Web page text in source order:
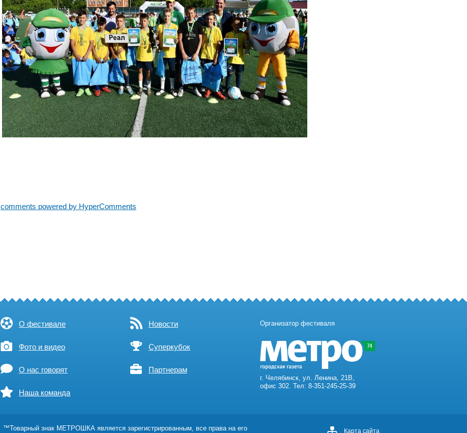
comments powered by HyperComments
О фестивале Новости
Фото и видео Суперкубок
О нас говорят Партнерам
Наша команда
Организатор фестиваля
г. Челябинск, ул. Ленина, 21В,
офис 302. Тел: 8-351-245-25-39
™Товарный знак МЕТРОШКА является зарегистрированным, все права на его
Карта сайта